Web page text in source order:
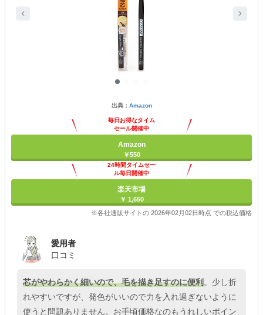
出典： Amazon
毎日お得なタイム
セール開催中
Amazon
￥550
24時間タイムセー
ル毎日開催中
楽天市場
￥ 1,650
※各社通販サイトの 2026年02月02日時点 での税込価格
愛用者
口コミ
芯がやわらかく細いので、毛を描き足すのに便利。少し折
れやすいですが、発色がいいので力を入れ過ぎないように
使うと問題ありません。お手頃価格なのもうれしいポイン